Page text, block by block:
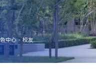
中心 - 校友